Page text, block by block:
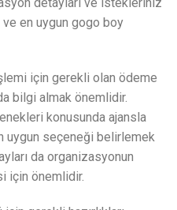
detayları ve istekleriniz
ve en uygun gogo boy
için gerekli olan ödeme
bilgi almak önemlidir.
konusunda ajansla
uygun seçeneği belirlemek
da organizasyonun
için önemlidir.